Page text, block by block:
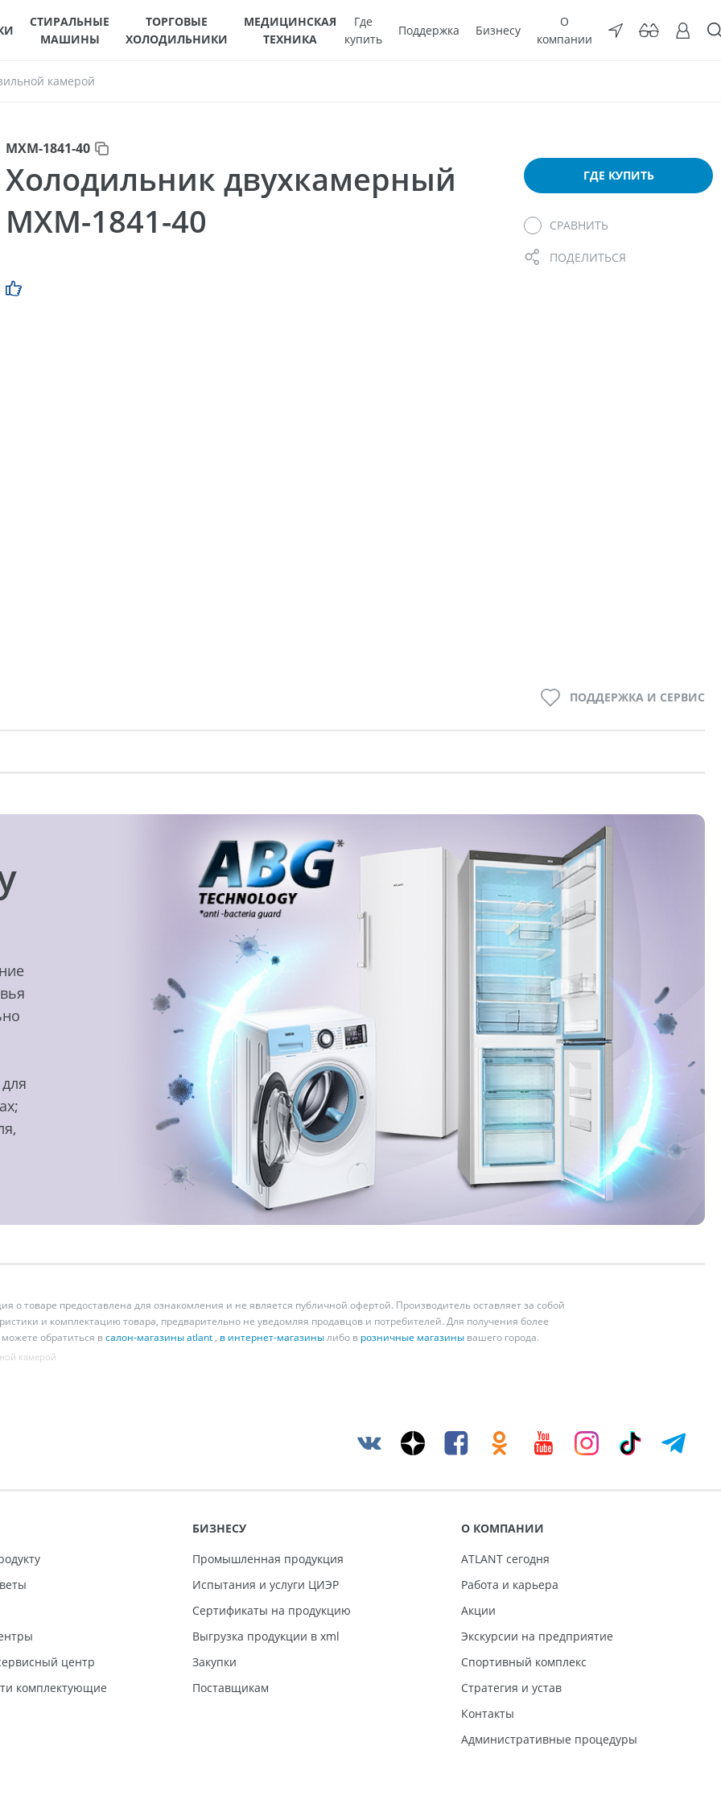
СТИРАЛЬНЫЕ
МАШИНЫ
ТОРГОВЫЕ
ХОЛОДИЛЬНИКИ
МЕДИЦИНСКАЯ
ТЕХНИКА
Где
купить
Поддержка Бизнесу
О
компании
камерой
МХМ-1841-40
Холодильник двухкамерный
МХМ-1841-40
ГДЕ КУПИТЬ
СРАВНИТЬ
ПОДЕЛИТЬСЯ
ПОДДЕРЖКА И СЕРВИС
товаре предоставлена для ознакомления и не является публичной офертой. Производитель оставляет за собой
и комплектацию товара, предварительно не уведомляя продавцов и потребителей. Для получения более
обратиться всалон-магазины atlant, в интернет-магазинылибо в розничные магазинывашего города.
камерой
центр
комплектующие
БИЗНЕСУ
Промышленная продукция
Испытания и услуги ЦИЭР
Сертификаты на продукцию
Выгрузка продукции в xml
Закупки
Поставщикам
О КОМПАНИИ
ATLANT сегодня
Работа и карьера
Акции
Экскурсии на предприятие
Спортивный комплекс
Стратегия и устав
Контакты
Административные процедуры